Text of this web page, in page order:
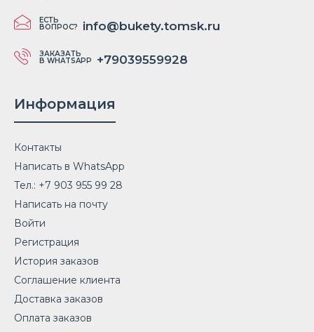
ЕСТЬ
ВОПРОС? info@bukety.tomsk.ru
ЗАКАЗАТЬ
В WHATSAPP +79039559928
Информация
Контакты
Написать в WhatsApp
Тел.: +7 903 955 99 28
Написать на почту
Войти
Регистрация
История заказов
Соглашение клиента
Доставка заказов
Оплата заказов